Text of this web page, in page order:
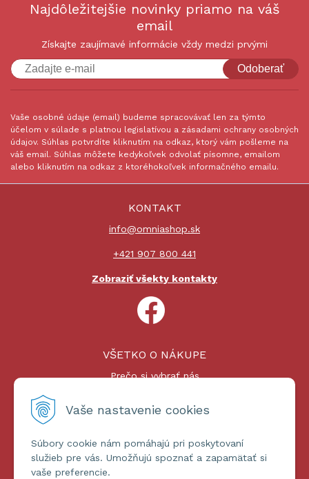
Vaše nastavenie cookies
Súbory cookie nám pomáhajú pri poskytovaní
služieb pre vás. Umožňujú spoznať a zapamätať si
vaše preferencie.
Najdôležitejšie novinky priamo na váš
email
Získajte zaujímavé informácie vždy medzi prvými
Odoberať
Vaše osobné údaje (email) budeme spracovávať len za týmto
účelom v súlade s platnou legislatívou a zásadami ochrany osobných
údajov. Súhlas potvrdíte kliknutím na odkaz, ktorý vám pošleme na
váš email. Súhlas môžete kedykoľvek odvolať písomne, emailom
alebo kliknutím na odkaz z ktoréhokoľvek informačného emailu.
KONTAKT
info@omniashop.sk
+421 907 800 441
Zobraziť všekty kontakty
VŠETKO O NÁKUPE
Prečo si vybrať nás
Platby a doprava
ĎALŠIE INFORMÁCIE